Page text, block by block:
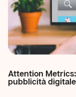
Attention
pubblicità digitale